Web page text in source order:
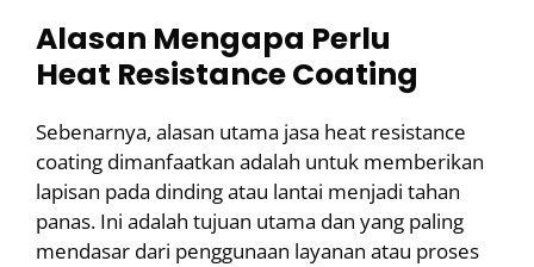
Alasan Mengapa Perlu
Heat ResistanceCoating
Sebenarnya, alasan utama jasa heat resistance
coating dimanfaatkan adalah untuk memberikan
lapisan pada dinding atau lantai menjadi tahan
panas. Ini adalah tujuan utama dan yang paling
mendasar dari penggunaan layanan atau proses